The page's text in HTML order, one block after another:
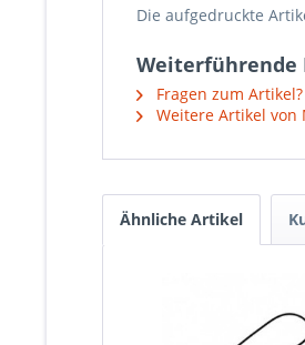
Die aufgedruckte
Weiterführende
Fragen zum Artikel?
Weitere Artikel von
Ähnliche Artikel